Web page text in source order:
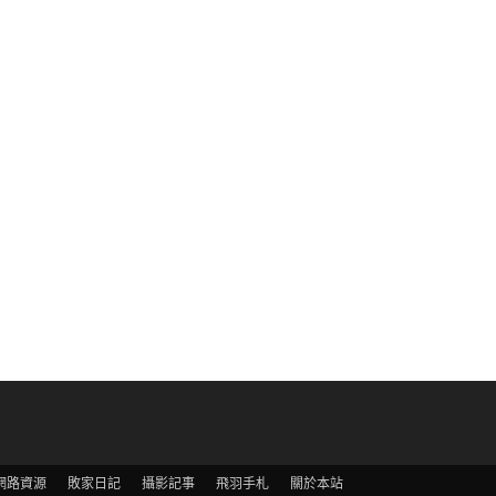
路資源 敗家日記 攝影記事 飛羽手札 關於本站